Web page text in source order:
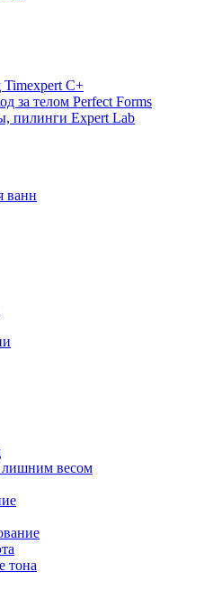
C+
за телом Perfect Forms
пилинги Expert Lab
ванн
лишним весом
тона